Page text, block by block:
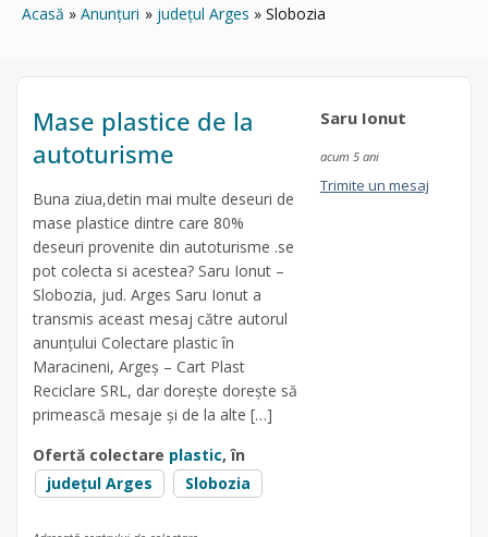
Acasă Anunțuri județul Arges Slobozia
Mase plastice de la
autoturisme
Buna ziua,detin mai multe deseuri de
mase plastice dintre care 80%
deseuri provenite din autoturisme .se
pot colecta si acestea? Saru Ionut –
Slobozia, jud. Arges Saru Ionut a
transmis aceast mesaj către autorul
anunțului Colectare plastic în
Maracineni, Argeș – Cart Plast
Reciclare SRL, dar dorește dorește să
primească mesaje și de la alte […]
Ofertă colectare plastic, în
județul Arges
Slobozia
Saru Ionut
acum 5 ani
Trimite un mesaj